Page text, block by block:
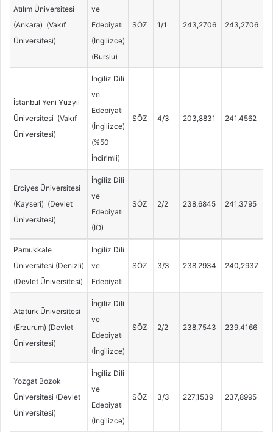
Atılım Üniversitesi
(Ankara) (Vakıf
Üniversitesi)
ve
Edebiyatı
(İngilizce)
(Burslu)
SÖZ 1/1 243,2706 243,2706
İstanbul Yeni Yüzyıl
Üniversitesi (Vakıf
Üniversitesi)
İngiliz Dili
ve
Edebiyatı
(İngilizce)
(%50
İndirimli)
SÖZ 4/3 203,8831 241,4562
Erciyes Üniversitesi
(Kayseri) (Devlet
Üniversitesi)
İngiliz Dili
ve
Edebiyatı
(İÖ)
SÖZ 2/2 238,6845 241,3795
Pamukkale
Üniversitesi (Denizli)
(Devlet Üniversitesi)
İngiliz Dili
ve
Edebiyatı
SÖZ 3/3 238,2934 240,2937
Atatürk Üniversitesi
(Erzurum) (Devlet
Üniversitesi)
İngiliz Dili
ve
Edebiyatı
(İngilizce)
SÖZ 2/2 238,7543 239,4166
Yozgat Bozok
Üniversitesi (Devlet
Üniversitesi)
İngiliz Dili
ve
Edebiyatı
(İngilizce)
SÖZ 3/3 227,1539 237,8995